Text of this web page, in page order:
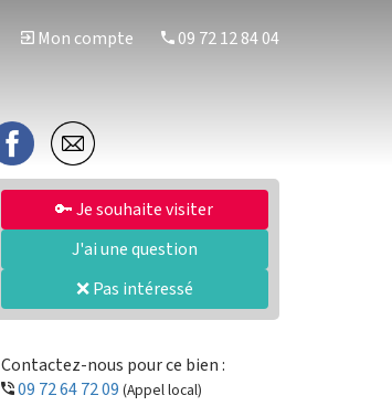
Mon compte 09 72 12 84 04
🔑 Je souhaite visiter
J'ai une question
❌ Pas intéressé
Contactez-nous pour ce bien :
09 72 64 72 09 (Appel local)